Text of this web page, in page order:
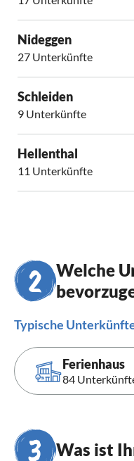
Nideggen
27 Unterkünfte
Schleiden
9 Unterkünfte
Hellenthal
11 Unterkünfte
Welche
Typische
Ferienhaus
84
Was ist